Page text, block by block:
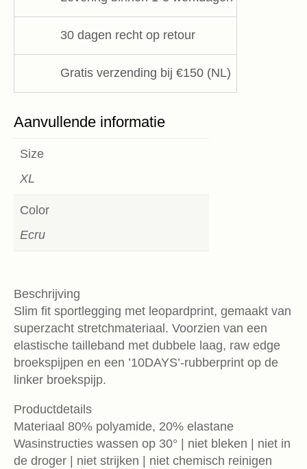
30 dagen recht op retour
Gratis verzending bij €150 (NL)
Aanvullende informatie
Size
XL
Color
Ecru
Beschrijving
Slim fit sportlegging met leopardprint, gemaakt van
superzacht stretchmateriaal. Voorzien van een
elastische tailleband met dubbele laag, raw edge
broekspijpen en een ’10DAYS’-rubberprint op de
linker broekspijp.
Productdetails
Materiaal 80% polyamide, 20% elastane
Wasinstructies wassen op 30° | niet bleken | niet in
de droger | niet strijken | niet chemisch reinigen